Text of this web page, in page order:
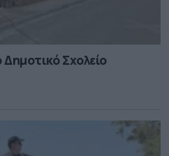
Σχολείο